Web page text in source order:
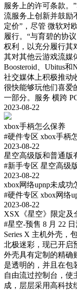
服务上的许可条款。
流服务上创新并鼓励
定价”，尽管 微软对
履行。“与育碧的协
权利，以充分履行其
其对其他云游戏流媒
Boosteroid、Ubitus
社交媒体上积极推动
很快能够玩他们喜爱
一部分。服务 横跨
2023-08-22
xbox手柄怎么保养
#硬件专区 xbox手柄
2023-08-22
星空高级版和普通版
#新手专区 星空高级
2023-08-22
xbox网络upnp未成
#硬件专区 xbox网络
2023-08-22
XSX《星空》限定及
#星空-预售 8 月 22
Series X 主机外壳，
北极迷彩，现已开启
外壳具有定制的精确
是透明的，并且在包
自由流过控制台，使
成，层层采用高科技